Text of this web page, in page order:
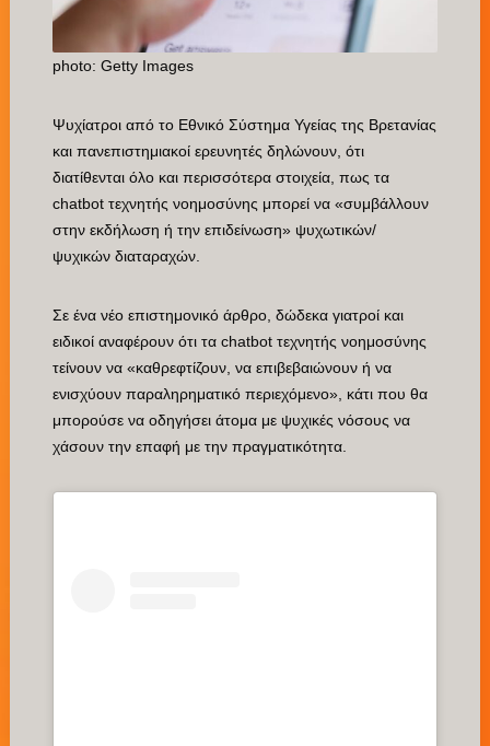
photo: Getty Images
Ψυχίατροι από το Εθνικό Σύστημα Υγείας της Βρετανίας
και πανεπιστημιακοί ερευνητές δηλώνουν, ότι
διατίθενται όλο και περισσότερα στοιχεία, πως τα
chatbot τεχνητής νοημοσύνης μπορεί να «συμβάλλουν
στην εκδήλωση ή την επιδείνωση» ψυχωτικών/
ψυχικών διαταραχών.
Σε ένα νέο επιστημονικό άρθρο, δώδεκα γιατροί και
ειδικοί αναφέρουν ότι τα chatbot τεχνητής νοημοσύνης
τείνουν να «καθρεφτίζουν, να επιβεβαιώνουν ή να
ενισχύουν παραληρηματικό περιεχόμενο», κάτι που θα
μπορούσε να οδηγήσει άτομα με ψυχικές νόσους να
χάσουν την επαφή με την πραγματικότητα.